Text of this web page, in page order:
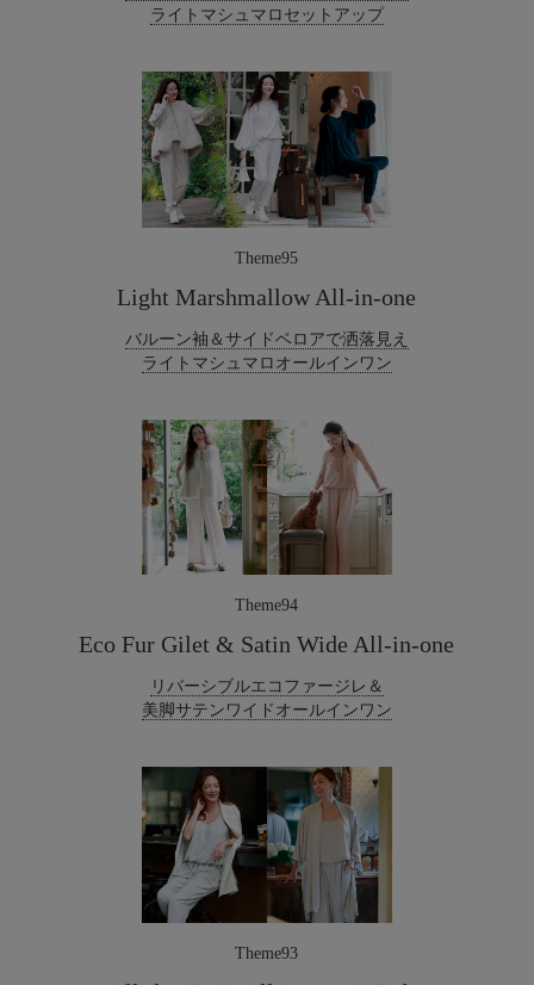
ライトマシュマロセットアップ
Theme95
Light Marshmallow All-in-one
バルーン袖＆サイドベロアで洒落見え
ライトマシュマロオールインワン
Theme94
Eco Fur Gilet & Satin Wide All-in-one
リバーシブルエコファージレ＆
美脚サテンワイドオールインワン
Theme93